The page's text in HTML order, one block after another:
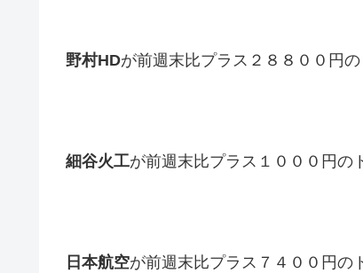
野村HDが前週末比プラス２８８００円
細谷火工が前週末比プラス１０００円の
日本航空が前週末比プラス７４００円の